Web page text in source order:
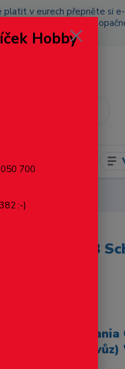
platit v eurech přepněte si
za poštovné, v
vůz) "DB
návěs Scania
nákladní
Hobby
700
:-)